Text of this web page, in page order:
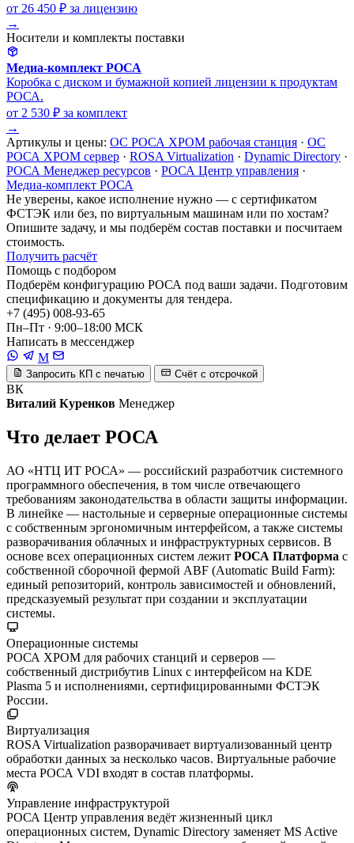
от 26 450 ₽ за лицензию
→
Носители и комплекты поставки
Медиа-комплект РОСА
Коробка с диском и бумажной копией лицензии к продуктам
РОСА.
от 2 530 ₽ за комплект
→
Артикулы и цены: ОС РОСА ХРОМ рабочая станция · ОС
РОСА ХРОМ сервер · ROSA Virtualization · Dynamic Directory ·
РОСА Менеджер ресурсов · РОСА Центр управления ·
Медиа-комплект РОСА
Не уверены, какое исполнение нужно — с сертификатом
ФСТЭК или без, по виртуальным машинам или по хостам?
Опишите задачу, и мы подберём состав поставки и посчитаем
стоимость.
Получить расчёт
Помощь с подбором
Подберём конфигурацию РОСА под ваши задачи. Подготовим
спецификацию и документы для тендера.
+7 (495) 008-93-65
Пн–Пт · 9:00–18:00 МСК
Написать в мессенджер
M
Запросить КП с печатью Счёт с отсрочкой
ВК
Виталий Куренков Менеджер
Что делает РОСА
АО «НТЦ ИТ РОСА» — российский разработчик системного
программного обеспечения, в том числе отвечающего
требованиям законодательства в области защиты информации.
В линейке — настольные и серверные операционные системы
с собственным эргономичным интерфейсом, а также системы
разворачивания облачных и инфраструктурных сервисов. В
основе всех операционных систем лежит РОСА Платформа с
собственной сборочной фермой ABF (Automatic Build Farm):
единый репозиторий, контроль зависимостей и обновлений,
предсказуемый результат при создании и эксплуатации
системы.
Операционные системы
РОСА ХРОМ для рабочих станций и серверов —
собственный дистрибутив Linux с интерфейсом на KDE
Plasma 5 и исполнениями, сертифицированными ФСТЭК
России.
Виртуализация
ROSA Virtualization разворачивает виртуализованный центр
обработки данных за несколько часов. Виртуальные рабочие
места РОСА VDI входят в состав платформы.
Управление инфраструктурой
РОСА Центр управления ведёт жизненный цикл
операционных систем, Dynamic Directory заменяет MS Active